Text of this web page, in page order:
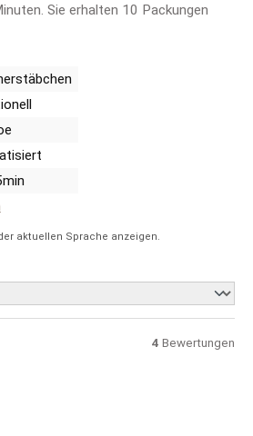
Sie erhalten 10 Packungen
aktuellen Sprache anzeigen.
4 Bewertungen